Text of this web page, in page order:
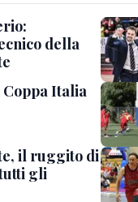
della
Italia
il ruggito di
gli